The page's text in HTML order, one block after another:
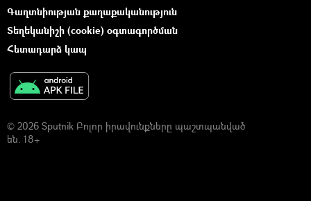
Գաղտնիության քաղաքականություն
Տեղեկանիշի (cookie) օգտագործման
Հետադարձ կապ
© 2026 Sputnik Բոլոր իրավունքները պաշտպանված
են. 18+